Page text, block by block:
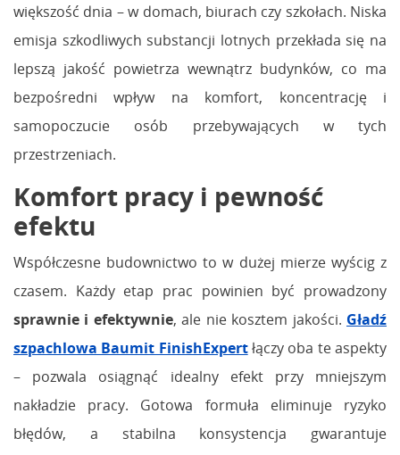
większość dnia – w domach, biurach czy szkołach. Niska
emisja szkodliwych substancji lotnych przekłada się na
lepszą jakość powietrza wewnątrz budynków, co ma
bezpośredni wpływ na komfort, koncentrację i
samopoczucie osób przebywających w tych
przestrzeniach.
Komfort pracy i pewność
efektu
Współczesne budownictwo to w dużej mierze wyścig z
czasem. Każdy etap prac powinien być prowadzony
sprawnie i efektywnie, ale nie kosztem jakości. Gładź
szpachlowa Baumit FinishExpertłączy oba te aspekty
– pozwala osiągnąć idealny efekt przy mniejszym
nakładzie pracy. Gotowa formuła eliminuje ryzyko
błędów, a stabilna konsystencja gwarantuje